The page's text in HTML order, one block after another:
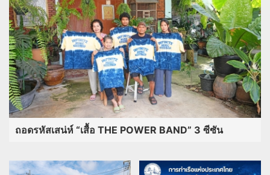
ถอดรหัสเสน่ห์ “เสื้อ THE POWER BAND” 3 ซีซัน